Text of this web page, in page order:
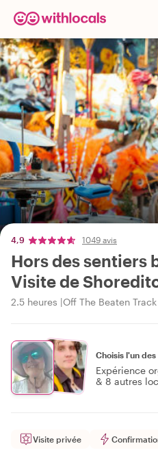
4,9 1049 avis
Hors des sentiers
Visite de
2.5 heures Off The Beaten Track
Choisis l'un des
Expérience
& 8 autres
Visite privée